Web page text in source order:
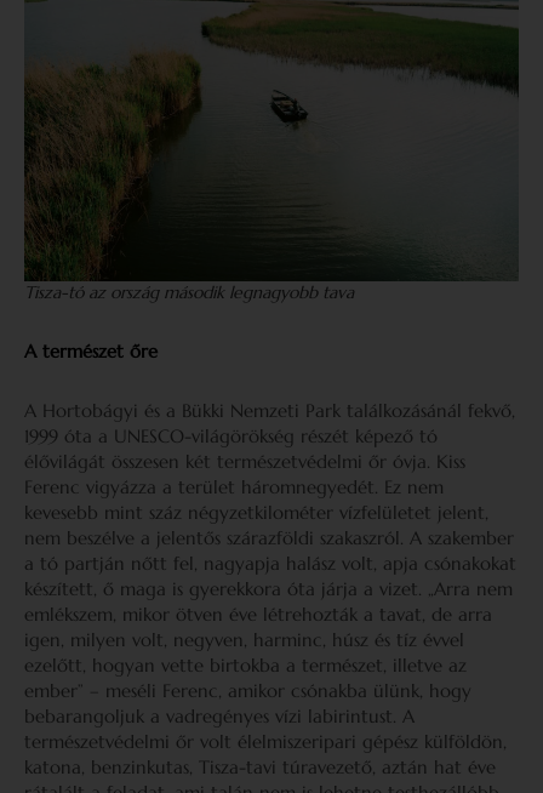
Tisza-tó az ország második legnagyobb tava
A természet őre
A Hortobágyi és a Bükki Nemzeti Park találkozásánál fekvő,
1999 óta a UNESCO-világörökség részét képező tó
élővilágát összesen két természetvédelmi őr óvja. Kiss
Ferenc vigyázza a terület háromnegyedét. Ez nem
kevesebb mint száz négyzetkilométer vízfelületet jelent,
nem beszélve a jelentős szárazföldi szakaszról. A szakember
a tó partján nőtt fel, nagyapja halász volt, apja csónakokat
készített, ő maga is gyerekkora óta járja a vizet. „Arra nem
emlékszem, mikor ötven éve létrehozták a tavat, de arra
igen, milyen volt, negyven, harminc, húsz és tíz évvel
ezelőtt, hogyan vette birtokba a természet, illetve az
ember” – meséli Ferenc, amikor csónakba ülünk, hogy
bebarangoljuk a vadregényes vízi labirintust. A
természetvédelmi őr volt élelmiszeripari gépész külföldön,
katona, benzinkutas, Tisza-tavi túravezető, aztán hat éve